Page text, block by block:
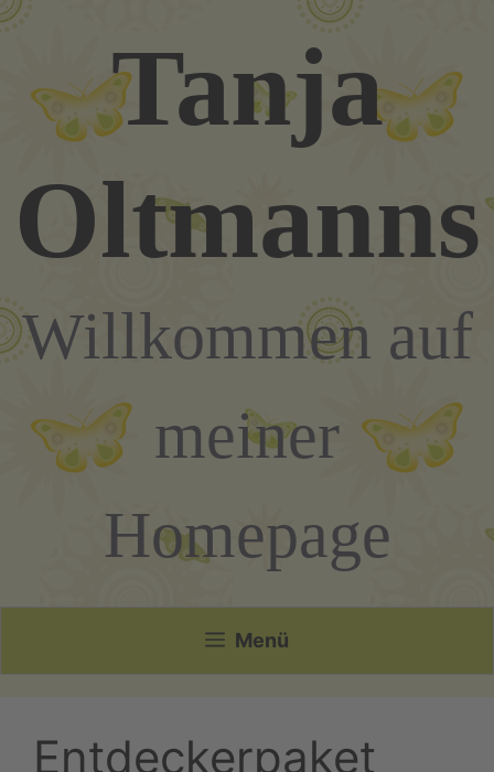
Zum
springen Tanja
Oltmanns
Willkommen auf
meiner
Homepage
Menü
Entdeckerpaket